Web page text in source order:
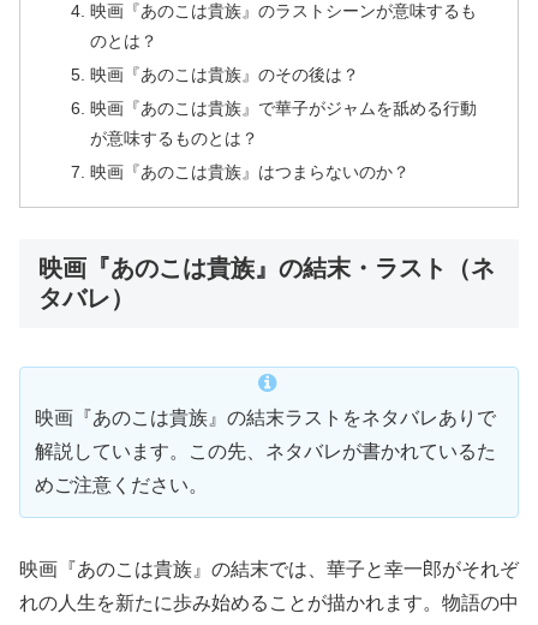
映画『あのこは貴族』のラストシーンが意味するも
のとは？
映画『あのこは貴族』のその後は？
映画『あのこは貴族』で華子がジャムを舐める行動
が意味するものとは？
映画『あのこは貴族』はつまらないのか？
映画『あのこは貴族』の結末・ラスト（ネ
タバレ）
映画『あのこは貴族』の結末ラストをネタバレありで
解説しています。この先、ネタバレが書かれているた
めご注意ください。
映画『あのこは貴族』の結末では、華子と幸一郎がそれぞ
れの人生を新たに歩み始めることが描かれます。物語の中